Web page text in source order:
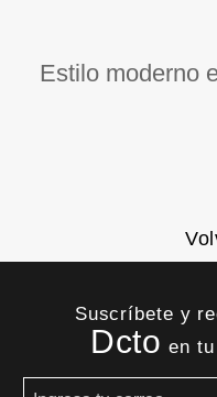
Estilo moderno
Suscríbete y
Dcto en